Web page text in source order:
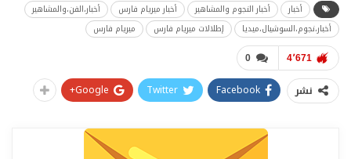
أخبار أخبار النجوم والمشاهير أخبار ميريام فارس
أخبار،الفن،والمشاهير
أخبار،نجوم،السوشيال،ميديا
إطلالات ميريام فارس ميريام فارس
0 4٬671
نشر Facebook
Twitter
Google+